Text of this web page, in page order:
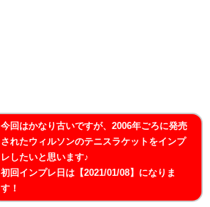
今回はかなり古いですが、2006年ごろに発売
されたウィルソンのテニスラケットをインプ
レしたいと思います♪
初回インプレ日は【2021/01/08】になりま
す！